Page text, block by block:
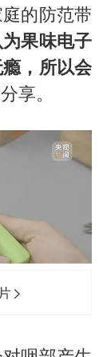
的防范带
果味电子
，所以会
享。